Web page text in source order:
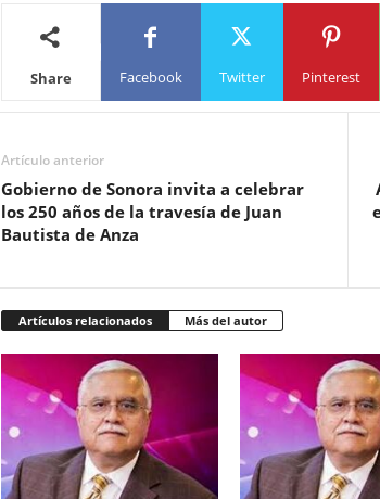
Share Facebook Twitter Pinterest
Artículo anterior
Gobierno de Sonora invita a celebrar
los 250 años de la travesía de Juan
Bautista de Anza
Artículos relacionados Más del autor